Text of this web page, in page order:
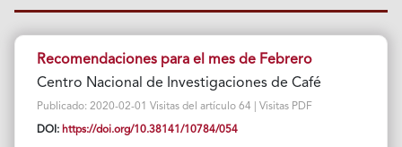
Recomendaciones para el mes de Febrero
Centro Nacional de Investigaciones de Café
Publicado: 2020-02-01 Visitas del artículo 64 | Visitas PDF
DOI: https://doi.org/10.38141/10784/054